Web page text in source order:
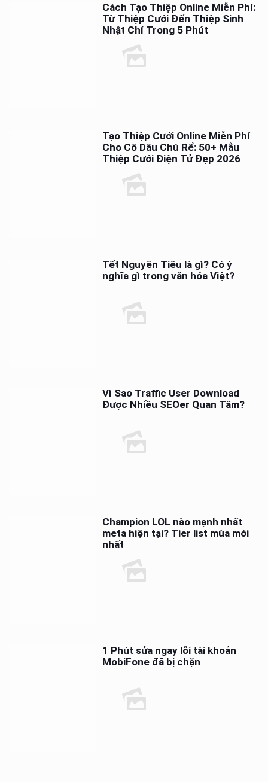
Cách Tạo Thiệp Online Miễn Phí:
Từ Thiệp Cưới Đến Thiệp Sinh
Nhật Chỉ Trong 5 Phút
Tạo Thiệp Cưới Online Miễn Phí
Cho Cô Dâu Chú Rể: 50+ Mẫu
Thiệp Cưới Điện Tử Đẹp 2026
Tết Nguyên Tiêu là gì? Có ý
nghĩa gì trong văn hóa Việt?
Vì Sao Traffic User Download
Được Nhiều SEOer Quan Tâm?
Champion LOL nào mạnh nhất
meta hiện tại? Tier list mùa mới
nhất
1 Phút sửa ngay lỗi tài khoản
MobiFone đã bị chặn